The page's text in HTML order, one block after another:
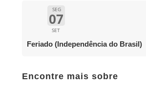
SEG
07
SET
Feriado (Independência do Brasil)
Encontre mais sobre